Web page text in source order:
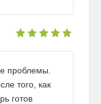
проблемы.
того, как
готов